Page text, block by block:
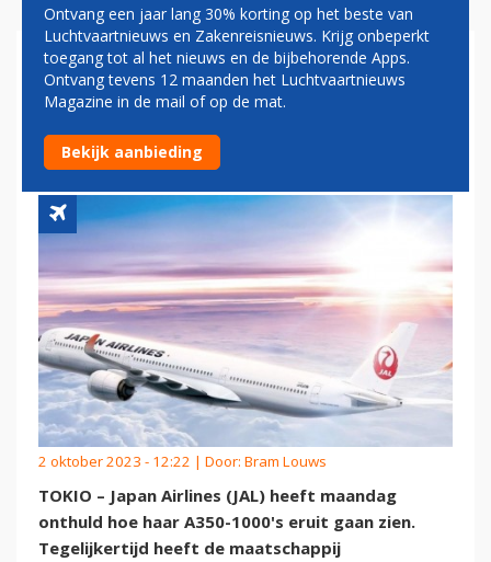
JAPAN AIRLINES TOONT
BOORDPRODUCT NIEUWE
AIRBUS A350-1000'S
2 oktober 2023 - 12:22 | Door: Bram Louws
TOKIO – Japan Airlines (JAL) heeft maandag
onthuld hoe haar A350-1000's eruit gaan zien.
Tegelijkertijd heeft de maatschappij
Ontvang een jaar lang 30% korting op het beste van
Luchtvaartnieuws en Zakenreisnieuws. Krijg onbeperkt
toegang tot al het nieuws en de bijbehorende Apps.
Ontvang tevens 12 maanden het Luchtvaartnieuws
Magazine in de mail of op de mat.
Bekijk aanbieding